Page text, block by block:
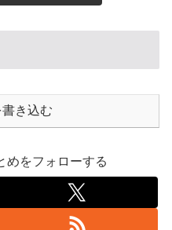
き込む
めをフォローする